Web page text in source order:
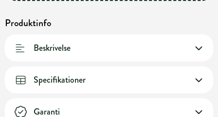
Produktinfo
Beskrivelse
Specifikationer
Garanti